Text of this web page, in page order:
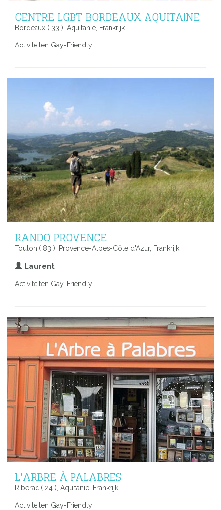
CENTRE LGBT BORDEAUX AQUITAINE
Bordeaux ( 33 ), Aquitanië, Frankrijk
Activiteiten Gay-Friendly
RANDO PROVENCE
Toulon ( 83 ), Provence-Alpes-Côte d'Azur, Frankrijk
Laurent
Activiteiten Gay-Friendly
L'ARBRE À PALABRES
Riberac ( 24 ), Aquitanië, Frankrijk
Activiteiten Gay-Friendly